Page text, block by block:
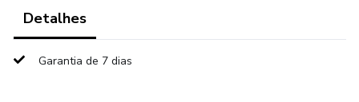
Detalhes
Garantia de 7 dias